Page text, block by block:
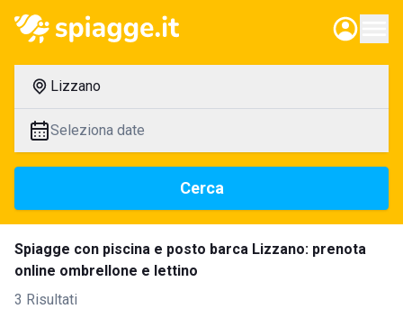
Lizzano
Seleziona date
Cerca
Spiagge con piscina e posto barca Lizzano: prenota
online ombrellone e lettino
3 Risultati